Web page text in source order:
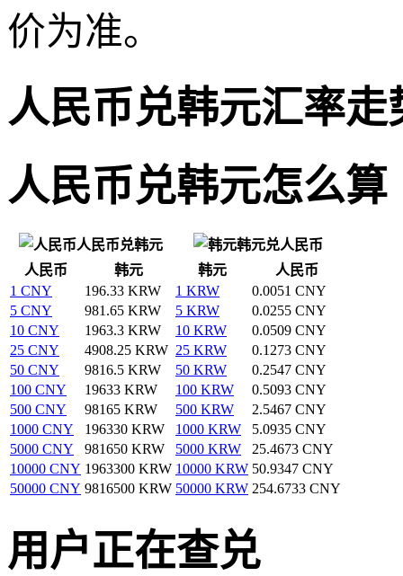
价为准。
人民币兑韩元汇率走
人民币兑韩元怎么算
人民币兑韩元
韩元兑人民币
人民币
韩元 韩元
人民币
1 CNY
196.33 KRW 1 KRW
0.0051 CNY
5 CNY
981.65 KRW 5 KRW
0.0255 CNY
10 CNY
1963.3 KRW 10 KRW
0.0509 CNY
25 CNY
4908.25 KRW 25 KRW
0.1273 CNY
50 CNY
9816.5 KRW 50 KRW
0.2547 CNY
100 CNY
19633 KRW 100 KRW
0.5093 CNY
500 CNY
98165 KRW 500 KRW
2.5467 CNY
1000 CNY
196330 KRW 1000 KRW
5.0935 CNY
5000 CNY
981650 KRW 5000 KRW
25.4673 CNY
10000 CNY 1963300 KRW 10000 KRW 50.9347 CNY
50000 CNY 9816500 KRW 50000 KRW 254.6733 CNY
用户正在查兑